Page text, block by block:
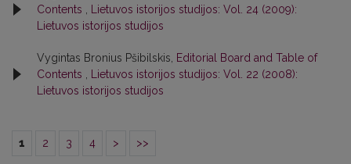
Contents
Lietuvos istorijos studijos: Vol. 24 (2009):
Lietuvos istorijos studijos
Vygintas Bronius Pšibilskis,
Editorial Board and Table of
Contents
Lietuvos istorijos studijos: Vol. 22 (2008):
Lietuvos istorijos studijos
1 2 3 4 > >>